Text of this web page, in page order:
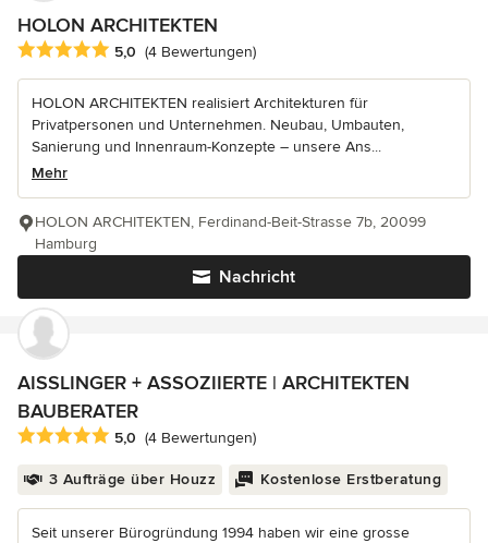
HOLON ARCHITEKTEN
Durchschnittliche Bewertung: 5 von 5 Sternen
5,0 (4 Bewertungen)
HOLON ARCHITEKTEN realisiert Architekturen für
Privatpersonen und Unternehmen. Neubau, Umbauten,
Sanierung und Innenraum-Konzepte – unsere Ans...
Mehr
Nachricht
HOLON ARCHITEKTEN, Ferdinand-Beit-Strasse 7b, 20099
Hamburg
AISSLINGER + ASSOZIIERTE | ARCHITEKTEN
BAUBERATER
Durchschnittliche Bewertung: 5 von 5 Sternen
5,0 (4 Bewertungen)
3 Aufträge über Houzz Kostenlose Erstberatung
Seit unserer Bürogründung 1994 haben wir eine grosse